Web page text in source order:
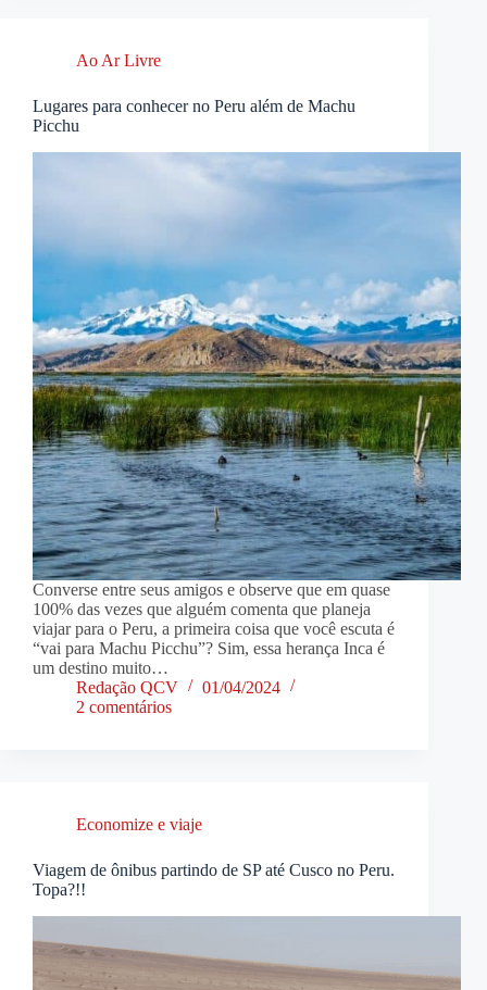
Ao Ar Livre
Lugares para conhecer no Peru além de Machu
Picchu
Converse entre seus amigos e observe que em quase
100% das vezes que alguém comenta que planeja
viajar para o Peru, a primeira coisa que você escuta é
“vai para Machu Picchu”? Sim, essa herança Inca é
um destino muito…
Redação QCV
01/04/2024
2 comentários
Economize e viaje
Viagem de ônibus partindo de SP até Cusco no Peru.
Topa?!!